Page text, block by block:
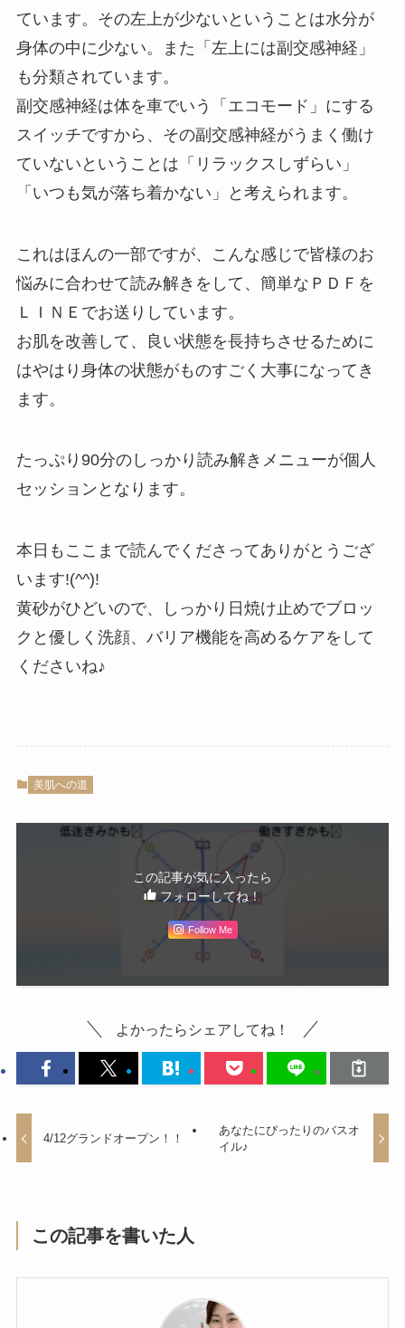
ています。その左上が少ないということは水分が
身体の中に少ない。また「左上には副交感神経」
も分類されています。
副交感神経は体を車でいう「エコモード」にする
スイッチですから、その副交感神経がうまく働け
ていないということは「リラックスしずらい」
「いつも気が落ち着かない」と考えられます。
これはほんの一部ですが、こんな感じで皆様のお
悩みに合わせて読み解きをして、簡単なＰＤＦを
ＬＩＮＥでお送りしています。
お肌を改善して、良い状態を長持ちさせるために
はやはり身体の状態がものすごく大事になってき
ます。
たっぷり90分のしっかり読み解きメニューが個人
セッションとなります。
本日もここまで読んでくださってありがとうござ
います!(^^)!
黄砂がひどいので、しっかり日焼け止めでブロッ
クと優しく洗顔、バリア機能を高めるケアをして
くださいね♪
美肌への道
この記事が気に入ったら
フォローしてね！
Follow Me
よかったらシェアしてね！
4/12グランドオープン！！
あなたにぴったりのバスオ
イル♪
この記事を書いた人